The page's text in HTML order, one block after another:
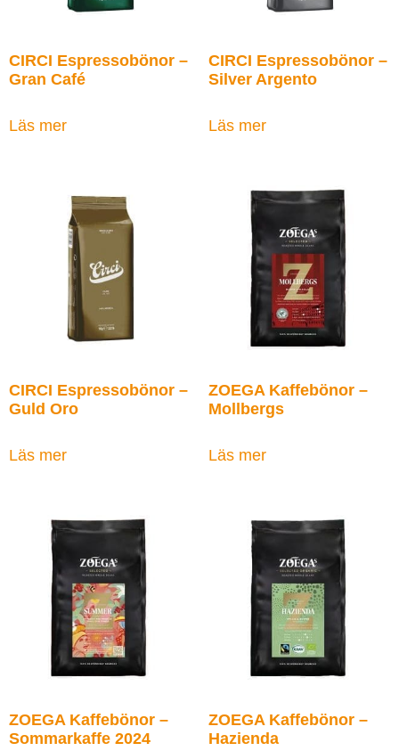
CIRCI Espressobönor –
Gran Café
Läs mer
CIRCI Espressobönor –
Silver Argento
Läs mer
CIRCI Espressobönor –
Guld Oro
Läs mer
ZOEGA Kaffebönor –
Mollbergs
Läs mer
ZOEGA Kaffebönor –
Sommarkaffe 2024
ZOEGA Kaffebönor –
Hazienda